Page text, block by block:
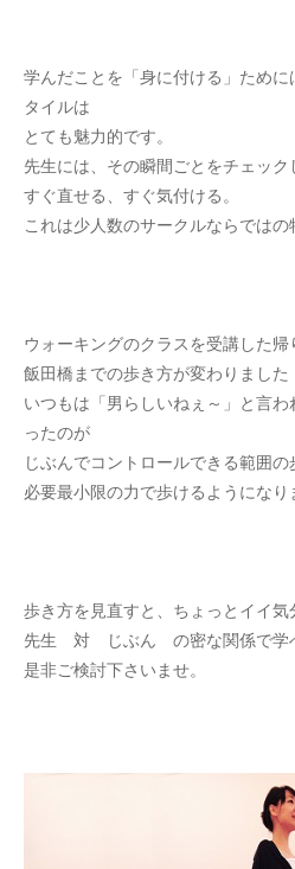
学んだことを「身に付ける」ため
タイルは
とても魅力的です。
先生には、その瞬間ごとをチェッ
すぐ直せる、すぐ気付ける。
これは少人数のサークルならではの
ウォーキングのクラスを受講した帰
飯田橋までの歩き方が変わりました
いつもは「男らしいねぇ～」と言
ったのが
じぶんでコントロールできる範囲の
必要最小限の力で歩けるようになり
歩き方を見直すと、ちょっとイイ気
先生 対 じぶん の密な関係で学
是非ご検討下さいませ。